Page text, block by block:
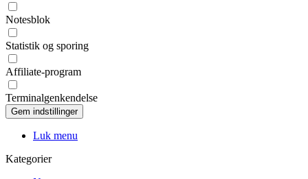
Notesblok
Statistik og sporing
Affiliate-program
Terminalgenkendelse
Luk menu
Kategorier